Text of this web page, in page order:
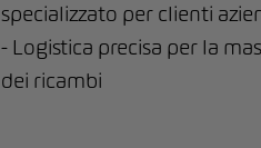
specializzato per clienti
- Logistica precisa per la
dei ricambi